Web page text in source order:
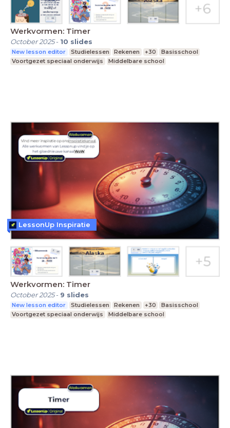
Werkvormen: Timer
October 2025- 10 slides
New lesson editor Studielessen Rekenen +30
Basisschool
Voortgezet speciaal onderwijs
Middelbare school
Werkvormen: Timer
October 2025- 9 slides
New lesson editor Studielessen Rekenen +30
Basisschool
Voortgezet speciaal onderwijs
Middelbare school
LessonUp Inspiratie